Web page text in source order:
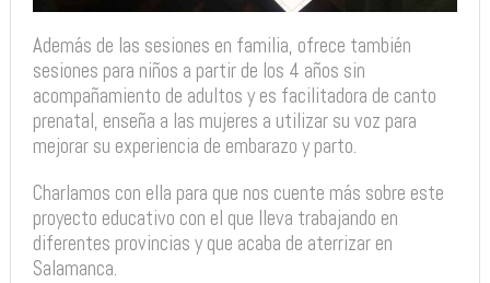
Además de las sesiones en familia, ofrece también
sesiones para niños a partir de los 4 años sin
acompañamiento de adultos y es facilitadora de canto
prenatal, enseña a las mujeres a utilizar su voz para
mejorar su experiencia de embarazo y parto.
Charlamos con ella para que nos cuente más sobre este
proyecto educativo con el que lleva trabajando en
diferentes provincias y que acaba de aterrizar en
Salamanca.